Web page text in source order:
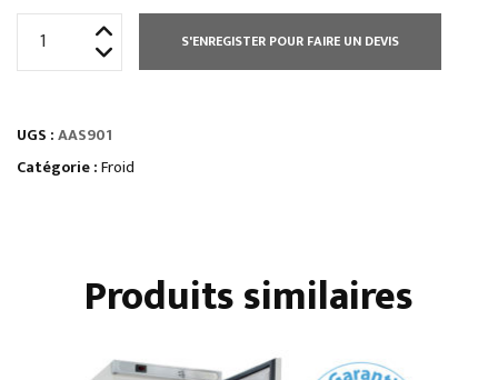
star
•
S'ENREGISTER POUR FAIRE UN DEVIS
UGS :AAS901
Catégorie :Froid
Produits similaires